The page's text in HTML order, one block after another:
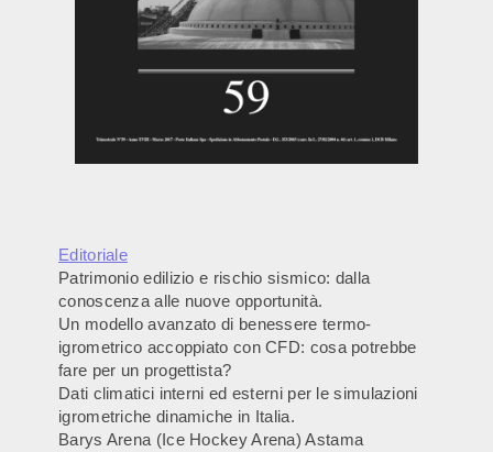
Editoriale
Patrimonio edilizio e rischio sismico: dalla
conoscenza alle nuove opportunità.
Un modello avanzato di benessere termo-
igrometrico accoppiato con CFD: cosa potrebbe
fare per un progettista?
Dati climatici interni ed esterni per le simulazioni
igrometriche dinamiche in Italia.
Barys Arena (Ice Hockey Arena) Astama